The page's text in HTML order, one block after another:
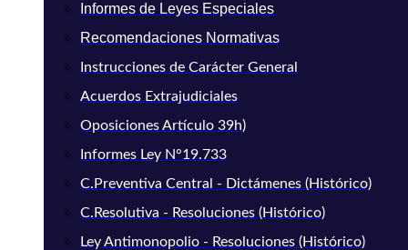
Informes de Leyes Especiales
Recomendaciones Normativas
Instrucciones de Carácter General
Acuerdos Extrajudiciales
Oposiciones Artículo 39h)
Informes Ley N°19.733
C.Preventiva Central - Dictámenes (Histórico)
C.Resolutiva - Resoluciones (Histórico)
Ley Antimonopolio - Resoluciones (Histórico)